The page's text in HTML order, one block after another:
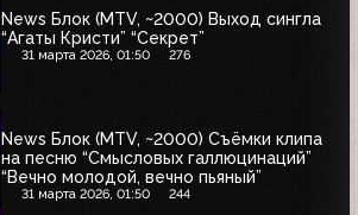
News Блок (MTV, ~2000) Выход сингла
“Агаты Кристи” “Секрет”
31 марта 2026, 01:50 276
News Блок (MTV, ~2000) Съёмки клипа
на песню “Смысловых галлюцинаций”
“Вечно молодой, вечно пьяный”
31 марта 2026, 01:50 244